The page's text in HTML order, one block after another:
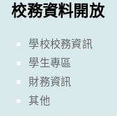
校務資料開放
學校校務資訊
學生專區
財務資訊
其他